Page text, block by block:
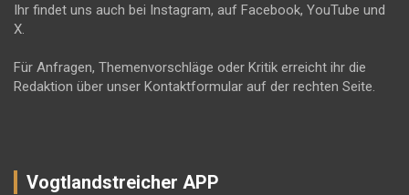
Ihr findet uns auch bei Instagram, auf Facebook, YouTube und
X.
Für Anfragen, Themenvorschläge oder Kritik erreicht ihr die
Redaktion über unser Kontaktformular auf der rechten Seite.
Vogtlandstreicher APP